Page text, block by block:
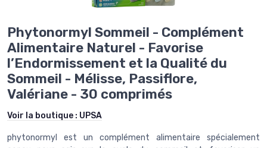
Phytonormyl Sommeil - Complément
Alimentaire Naturel - Favorise
l’Endormissement et la Qualité du
Sommeil - Mélisse, Passiflore,
Valériane - 30 comprimés
Voir la boutique : UPSA
phytonormyl est un complément alimentaire spécialement